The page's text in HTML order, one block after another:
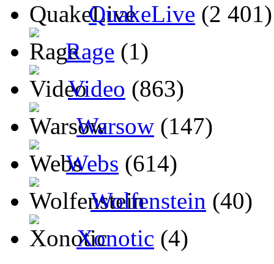
QuakeLive (2 401)
Rage (1)
Video (863)
Warsow (147)
Webs (614)
Wolfenstein (40)
Xonotic (4)